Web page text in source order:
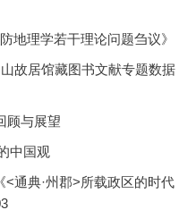
地理学若干理论问题刍议》
故居馆藏图书文献专题数据
顾与展望
中国观
通典·州郡>所载政区的时代